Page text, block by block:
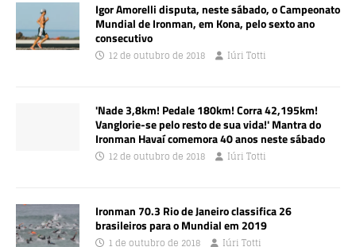
Igor Amorelli disputa, neste sábado, o Campeonato
Mundial de Ironman, em Kona, pelo sexto ano
consecutivo
12 de outubro de 2018 Iúri Totti
'Nade 3,8km! Pedale 180km! Corra 42,195km!
Vanglorie-se pelo resto de sua vida!' Mantra do
Ironman Havaí comemora 40 anos neste sábado
12 de outubro de 2018 Iúri Totti
Ironman 70.3 Rio de Janeiro classifica 26
brasileiros para o Mundial em 2019
1 de outubro de 2018 Iúri Totti